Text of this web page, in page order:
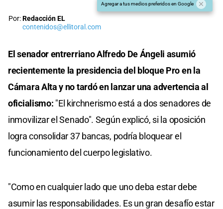
Agregar a tus medios preferidos en Google
Por:Redacción EL
contenidos@ellitoral.com
El senador entrerriano Alfredo De Ángeli asumió
recientemente la presidencia del bloque Pro en la
Cámara Alta y no tardó en lanzar una advertencia al
oficialismo: "El kirchnerismo está a dos senadores de
inmovilizar el Senado". Según explicó, si la oposición
logra consolidar 37 bancas, podría bloquear el
funcionamiento del cuerpo legislativo.
"Como en cualquier lado que uno deba estar debe
asumir las responsabilidades. Es un gran desafío estar